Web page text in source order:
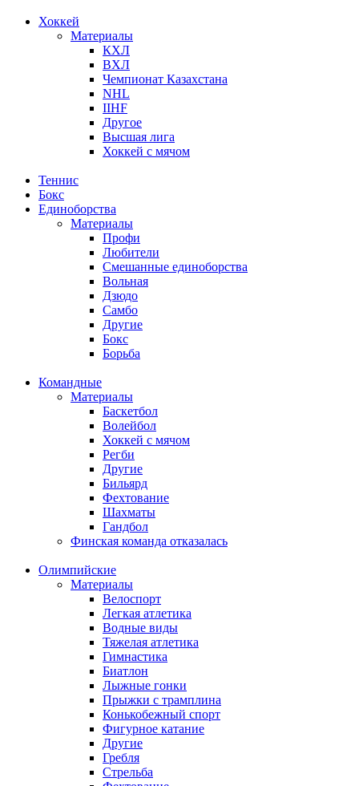
Хоккей
Материалы
КХЛ
ВХЛ
Чемпионат Казахстана
NHL
IIHF
Другое
Высшая лига
Хоккей с мячом
Теннис
Бокс
Единоборства
Материалы
Профи
Любители
Смешанные единоборства
Вольная
Дзюдо
Самбо
Другие
Бокс
Борьба
Командные
Материалы
Баскетбол
Волейбол
Хоккей с мячом
Регби
Другие
Бильярд
Фехтование
Шахматы
Гандбол
Финская команда отказалась
Олимпийские
Материалы
Велоспорт
Легкая атлетика
Водные виды
Тяжелая атлетика
Гимнастика
Биатлон
Лыжные гонки
Прыжки с трамплина
Конькобежный спорт
Фигурное катание
Другие
Гребля
Стрельба